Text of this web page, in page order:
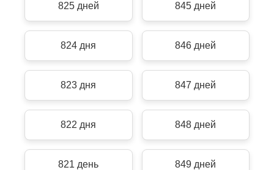
825 дней 845 дней
824 дня 846 дней
823 дня 847 дней
822 дня 848 дней
821 день 849 дней